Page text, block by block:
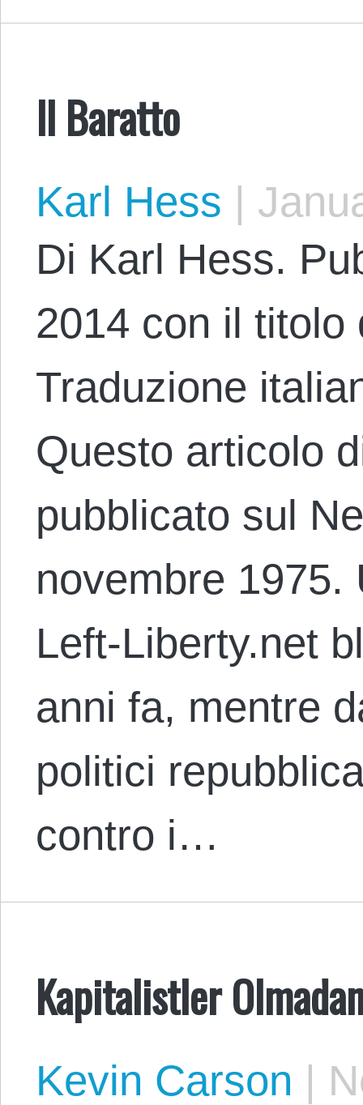
Il Baratto
Karl Hess |
Di Karl Hess.
2014 con il titolo
Traduzione
Questo articolo
pubblicato sul
novembre 1975.
Left-Liberty.net
anni fa, mentre
politici
contro i…
Kapitalistler
Kevin Carson |